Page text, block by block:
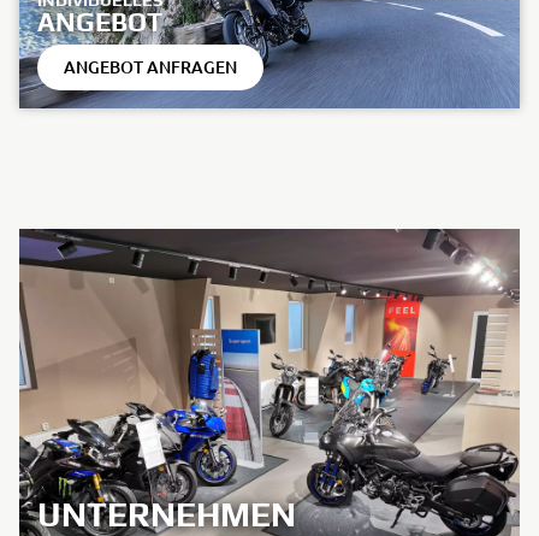
ANGEBOT
ANGEBOT ANFRAGEN
UNTERNEHMEN